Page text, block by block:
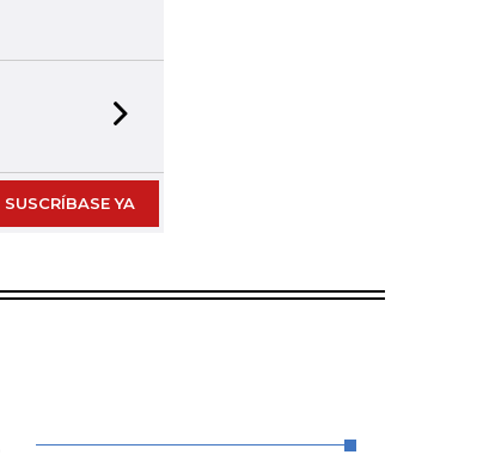
SUSCRÍBASE YA